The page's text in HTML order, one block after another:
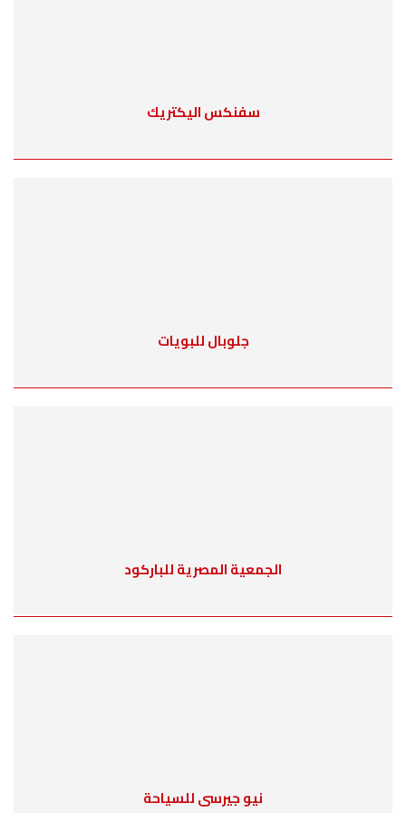
سفنكس اليكتريك
جلوبال للبويات
الجمعية المصرية للباركود
نيو جيرسى للسياحة